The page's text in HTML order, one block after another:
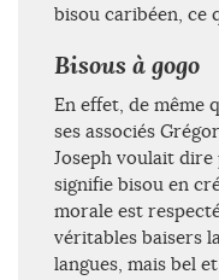
bisou caribéen, ce
Bisous à gogo
En effet, de même
ses associés
Joseph voulait
signifie bisou en
morale est
véritables baisers
langues, mais bel